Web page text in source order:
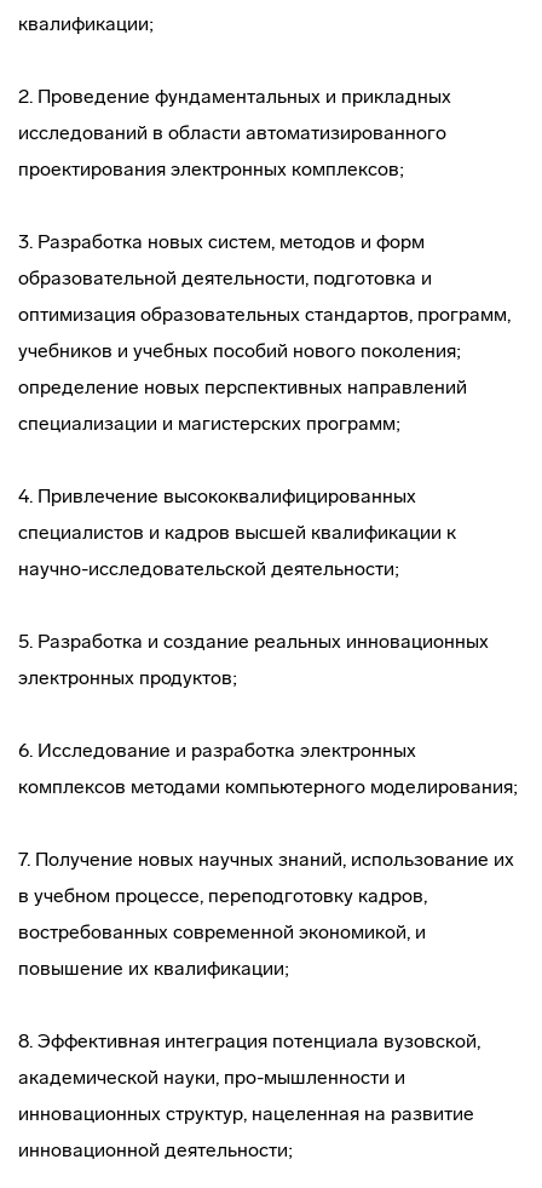
квалификации;
2. Проведение фундаментальных и прикладных
исследований в области автоматизированного
проектирования электронных комплексов;
3. Разработка новых систем, методов и форм
образовательной деятельности, подготовка и
оптимизация образовательных стандартов, программ,
учебников и учебных пособий нового поколения;
определение новых перспективных направлений
специализации и магистерских программ;
4. Привлечение высококвалифицированных
специалистов и кадров высшей квалификации к
научно-исследовательской деятельности;
5. Разработка и создание реальных инновационных
электронных продуктов;
6. Исследование и разработка электронных
комплексов методами компьютерного моделирования;
7. Получение новых научных знаний, использование их
в учебном процессе, переподготовку кадров,
востребованных современной экономикой, и
повышение их квалификации;
8. Эффективная интеграция потенциала вузовской,
академической науки, про-мышленности и
инновационных структур, нацеленная на развитие
инновационной деятельности;